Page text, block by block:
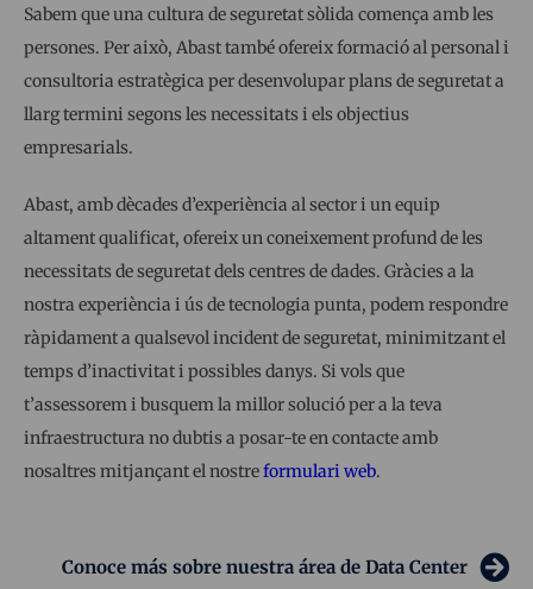
Sabem que una cultura de seguretat sòlida comença amb les
persones. Per això, Abast també ofereix formació al personal i
consultoria estratègica per desenvolupar plans de seguretat a
llarg termini segons les necessitats i els objectius
empresarials.
Abast, amb dècades d’experiència al sector i un equip
altament qualificat, ofereix un coneixement profund de les
necessitats de seguretat dels centres de dades. Gràcies a la
nostra experiència i ús de tecnologia punta, podem respondre
ràpidament a qualsevol incident de seguretat, minimitzant el
temps d’inactivitat i possibles danys. Si vols que
t’assessorem i busquem la millor solució per a la teva
infraestructura no dubtis a posar-te en contacte amb
nosaltres mitjançant el nostreformulari web.
Conoce más sobre nuestra área de Data Center